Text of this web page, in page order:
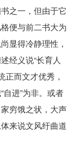
之一，但由于它
便与前二书大为
显得冷静理性，
经义说“长育人
正而文才优秀，
进”为非。或者
穷饿之状，大声
来说文风纡曲道